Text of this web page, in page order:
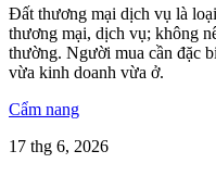
Đất thương mại dịch vụ là
thương mại, dịch vụ; không
thường. Người mua cần đặc
vừa kinh doanh vừa ở.
Cẩm nang
17 thg 6, 2026